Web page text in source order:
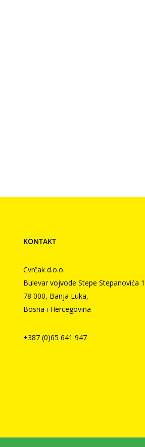
KONTAKT
Cvrčak d.o.o.
Bulevar vojvode Stepe Stepanovića
78 000, Banja Luka,
Bosna i Hercegovina
+387 (0)65 641 947